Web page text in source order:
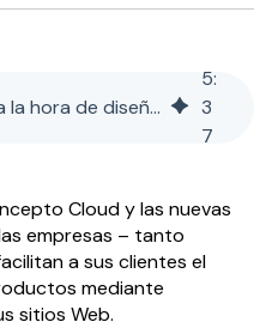
A tener en cuenta a la hora de diseñar un formulario online eficaz
5:
3
7
Cloud y las nuevas
empresas – tanto
a sus clientes el
mediante
sitios Web.